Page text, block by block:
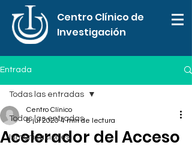
Centro Clínico de
Investigación
Entrada
Todas las entradas
Inmunizaciones
Todas las entradas
Acelerador del Acceso
Centro Clínico
8 jul 2020 4 min de lectura